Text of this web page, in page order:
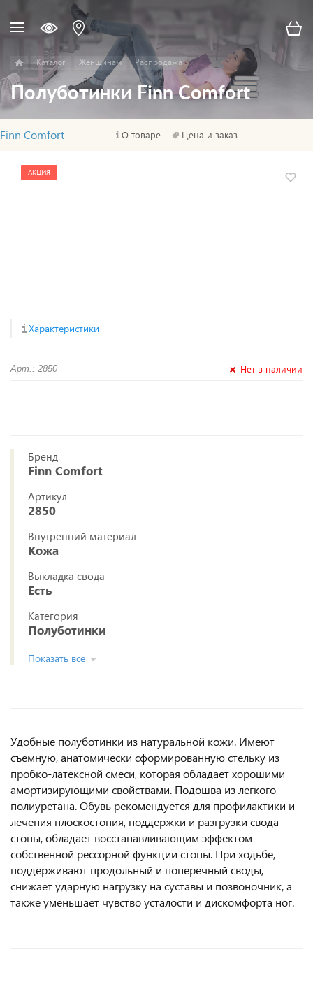
Каталог Женщинам Распродажа
Полуботинки Finn Comfort
Finn Comfort О товаре Цена и заказ
АКЦИЯ
Характеристики
Арт.: 2850 Нет в наличии
Бренд
Finn Comfort
Артикул
2850
Внутренний материал
Кожа
Выкладка свода
Есть
Категория
Полуботинки
Показать все
Удобные полуботинки из натуральной кожи. Имеют
съемную, анатомически сформированную стельку из
пробко-латексной смеси, которая обладает хорошими
амортизирующими свойствами. Подошва из легкого
полиуретана. Обувь рекомендуется для профилактики и
лечения плоскостопия, поддержки и разгрузки свода
стопы, обладает восстанавливающим эффектом
собственной рессорной функции стопы. При ходьбе,
поддерживают продольный и поперечный своды,
снижает ударную нагрузку на суставы и позвоночник, а
также уменьшает чувство усталости и дискомфорта ног.